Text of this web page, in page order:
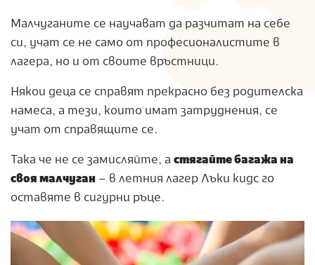
Малчуганите се научават да разчитат на себе
си, учат се не само от професионалистите в
лагера, но и от своите връстници.
Някои деца се справят прекрасно без родителска
намеса, а тези, които имат затруднения, се
учат от справящите се.
Така че не се замисляйте, а стягайте багажа на
своя малчуган – в летния лагер Лъки кидс го
оставяте в сигурни ръце.